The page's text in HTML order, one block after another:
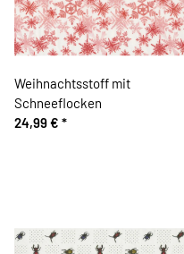
Weihnachtsstoff mit
Schneeflocken
24,99 € *